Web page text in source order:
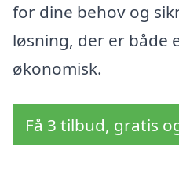
for dine behov og
løsning, der er både
økonomisk.
Få 3 tilbud, gratis